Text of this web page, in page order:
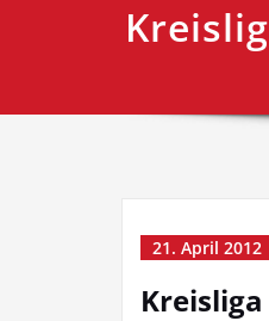
21. April 2012
Kreisliga